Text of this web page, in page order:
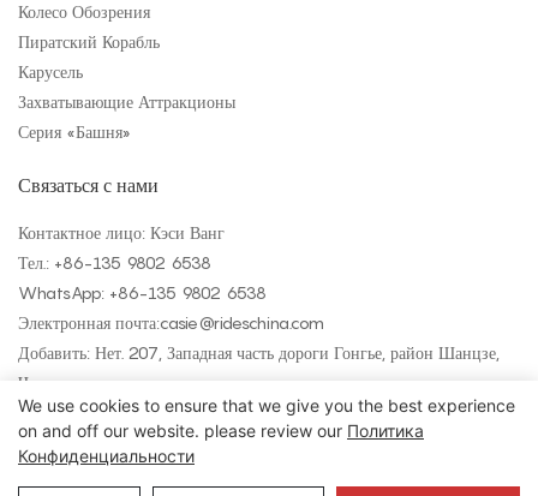
Колесо Обозрения
Пиратский Корабль
Карусель
Захватывающие Аттракционы
Серия «Башня»
Связаться с нами
Контактное лицо: Кэси Ванг
Тел.: +86-135 9802 6538
WhatsApp: +86-135 9802 6538
Электронная почта:casie@rideschina.com
Добавить: Нет. 207, Западная часть дороги Гонгье, район Шанцзе,
Чжэнчжоу
Авторские права © 2025 LMQ | www.lmqrides.com
We use cookies to ensure that we give you the best experience
on and off our website. please review our Политика
Конфиденциальности